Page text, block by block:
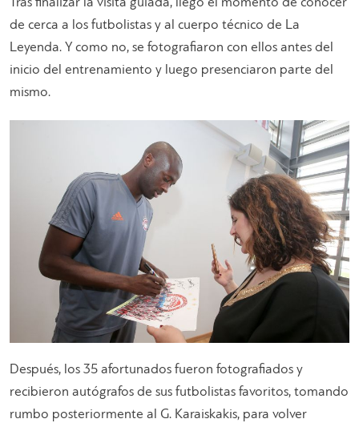
Tras finalizar la visita guiada, llegó el momento de conocer
de cerca a los futbolistas y al cuerpo técnico de La
Leyenda. Y como no, se fotografiaron con ellos antes del
inicio del entrenamiento y luego presenciaron parte del
mismo.
Después, los 35 afortunados fueron fotografiados y
recibieron autógrafos de sus futbolistas favoritos, tomando
rumbo posteriormente al G. Karaiskakis, para volver